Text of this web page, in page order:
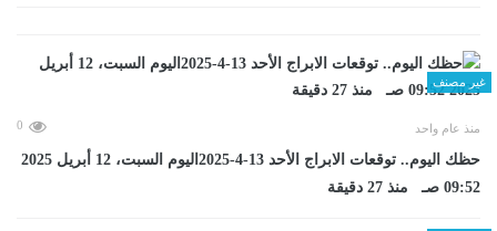
غير مصنف
منذ عام واحد 0
حظك اليوم.. توقعات الابراج الأحد 13-4-2025اليوم السبت، 12 أبريل 2025
09:52 صـ منذ 27 دقيقة